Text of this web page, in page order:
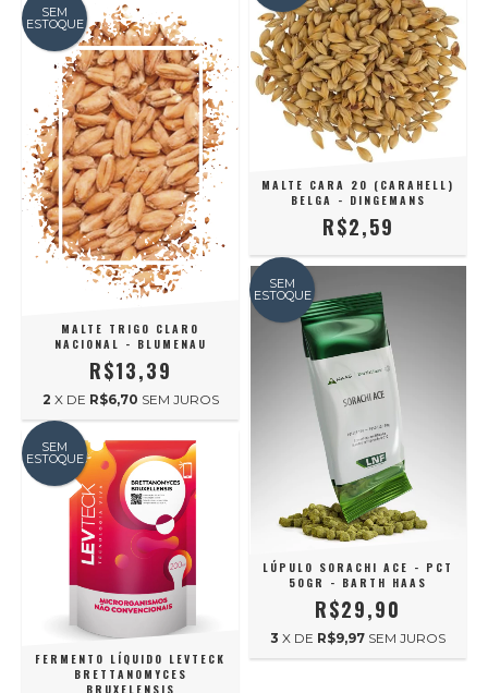
SEM
ESTOQUE
MALTE TRIGO CLARO
NACIONAL - BLUMENAU
R$13,39
2 X DE R$6,70 SEM JUROS
MALTE CARA 20 (CARAHELL)
BELGA - DINGEMANS
R$2,59
SEM
ESTOQUE
FERMENTO LÍQUIDO LEVTECK
BRETTANOMYCES
BRUXELENSIS
SEM
ESTOQUE
LÚPULO SORACHI ACE - PCT
50GR - BARTH HAAS
R$29,90
3 X DE R$9,97 SEM JUROS